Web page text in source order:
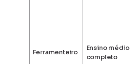
Ferramenteiro
Ensino médio
completo